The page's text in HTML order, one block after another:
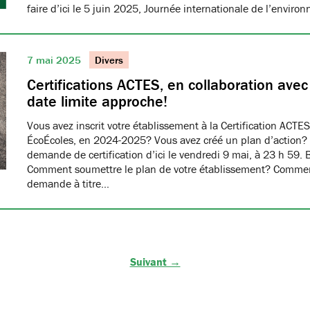
faire d’ici le 5 juin 2025, Journée internationale de
7 mai 2025 Divers
Certifications ACTES, en collaboration
date limite approche!
Vous avez inscrit votre établissement à la Certification
ÉcoÉcoles, en 2024-2025? Vous avez créé un plan
demande de certification d’ici le vendredi 9 mai, à 23 h 59.
Comment soumettre le plan de votre établissement?
demande à titre…
Suivant →